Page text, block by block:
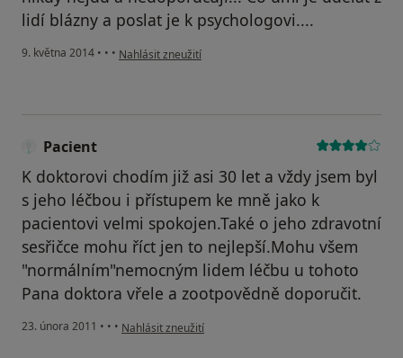
lidí blázny a poslat je k psychologovi....
9. května 2014 • • • podle názoru uživatele Váš účet byl odstraněn
Nahlásit zneužití
Pacient
K doktorovi chodím již asi 30 let a vždy jsem byl
s jeho léčbou i přístupem ke mně jako k
pacientovi velmi spokojen.Také o jeho zdravotní
sesřičce mohu říct jen to nejlepší.Mohu všem
"normálním"nemocným lidem léčbu u tohoto
Pana doktora vřele a zootpovědně doporučit.
23. února 2011 • • • podle názoru uživatele Pacient
Nahlásit zneužití